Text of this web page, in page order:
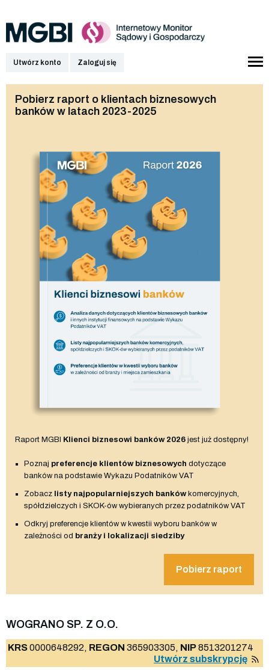
Utwórz konto Zaloguj się
Pobierz raport o klientach biznesowych
banków w latach 2023-2025
Raport MGBI Klienci biznesowi banków 2026 jest już dostępny!
Poznaj preferencje klientów biznesowych dotyczące
banków na podstawie Wykazu Podatników VAT
Zobacz listy najpopularniejszych bankówkomercyjnych,
spółdzielczych i SKOK-ów wybieranych przez podatników VAT
Odkryj preferencje klientów w kwestii wyboru banków w
zależności od branży i lokalizacji siedziby
Pobierz raport
WOGRANO SP. Z O.O.
KRS0000648292, REGON 365903305, NIP8513201274
Utwórz subskrypcję